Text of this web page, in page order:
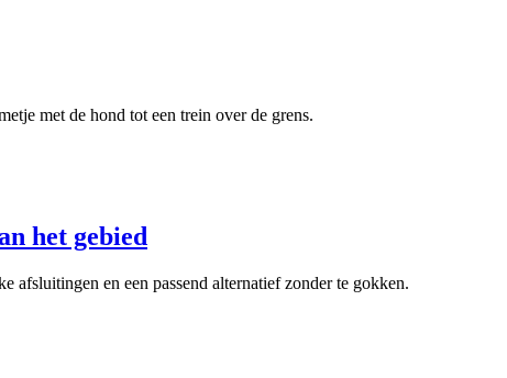
met de hond tot een trein over de grens.
het gebied
en een passend alternatief zonder te gokken.